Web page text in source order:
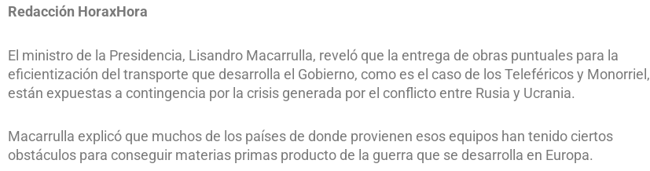
Redacción HoraxHora
El ministro de la Presidencia, Lisandro Macarrulla, reveló que la entrega de obras puntuales para la
eficientización del transporte que desarrolla el Gobierno, como es el caso de los Teleféricos y Monorriel,
están expuestas a contingencia por la crisis generada por el conflicto entre Rusia y Ucrania.
Macarrulla explicó que muchos de los países de donde provienen esos equipos han tenido ciertos
obstáculos para conseguir materias primas producto de la guerra que se desarrolla en Europa.